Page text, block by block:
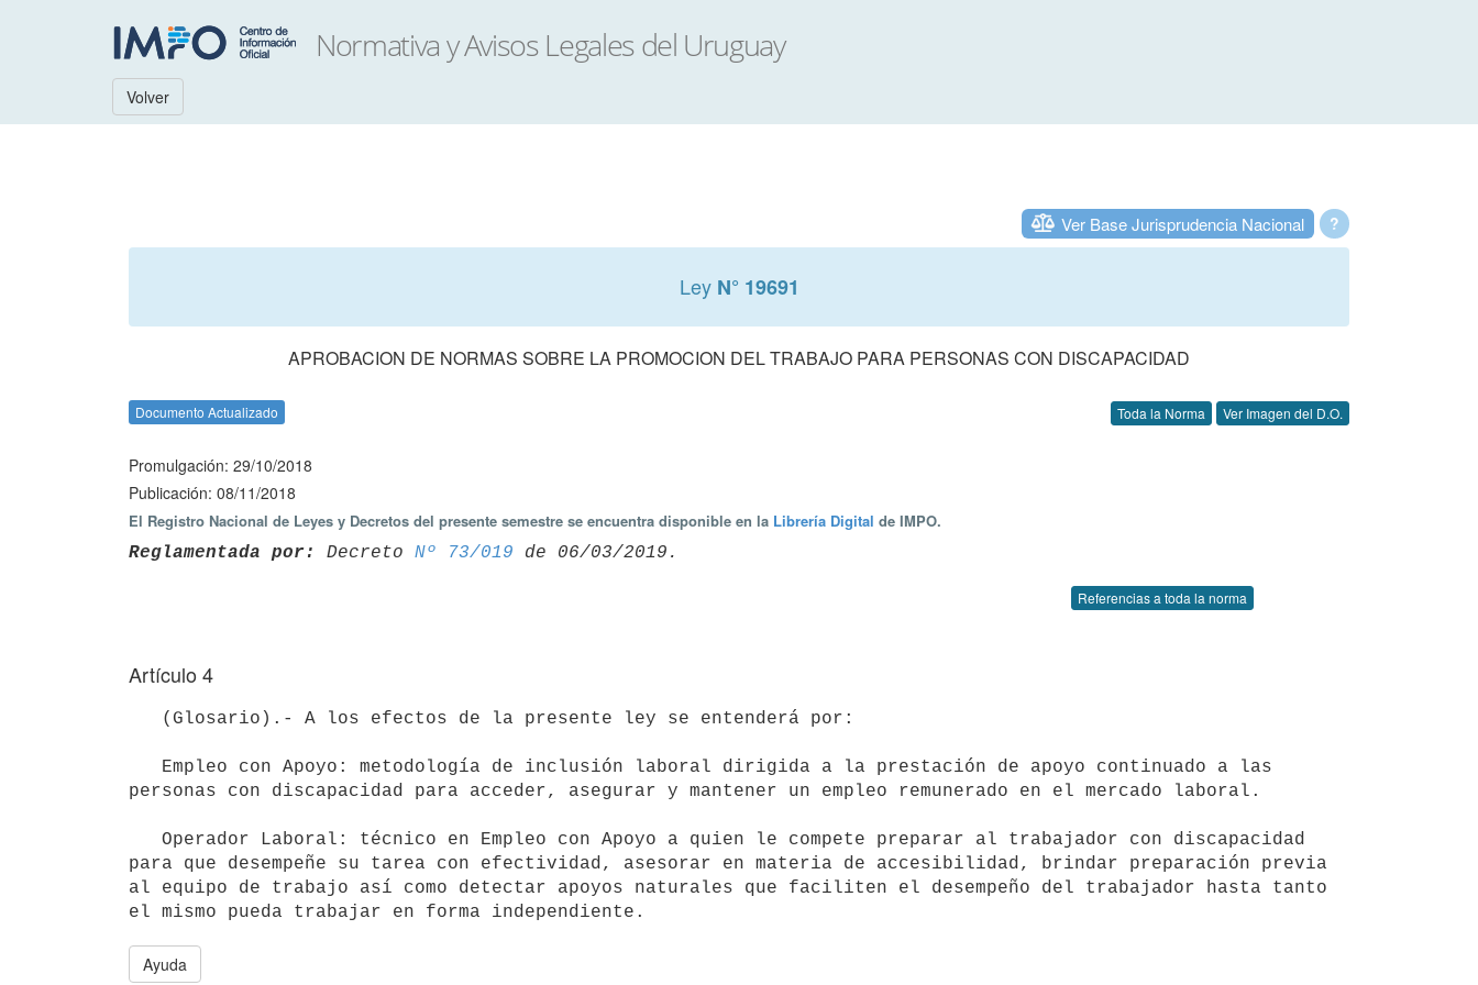
Volver
?
Ver Base Jurisprudencia Nacional
Ley N° 19691
APROBACION DE NORMAS SOBRE LA PROMOCION DEL TRABAJO PARA PERSONAS CON DISCAPACIDAD
Documento Actualizado Toda la Norma Ver Imagen del D.O.
Promulgación: 29/10/2018
Publicación: 08/11/2018
El Registro Nacional de Leyes y Decretos del presente semestre se encuentra disponible en la Librería Digital de IMPO.
Reglamentada por: Decreto Nº 73/019
Referencias a toda la norma
Artículo 4
personas con discapacidad para acceder, asegurar y mantener un empleo remunerado en el mercado laboral.
para que desempeñe su tarea con efectividad, asesorar en materia de accesibilidad, brindar preparación previa
al equipo de trabajo así como detectar apoyos naturales que faciliten el desempeño del trabajador hasta tanto
Ayuda